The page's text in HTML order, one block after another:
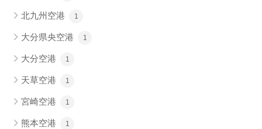
北九州空港 1
大分県央空港 1
大分空港 1
天草空港 1
宮崎空港 1
熊本空港 1